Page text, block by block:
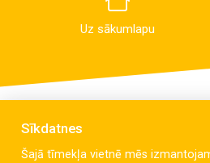
Uz sākumlapu
Sīkdatnes
Šajā tīmekļa vietnē mēs